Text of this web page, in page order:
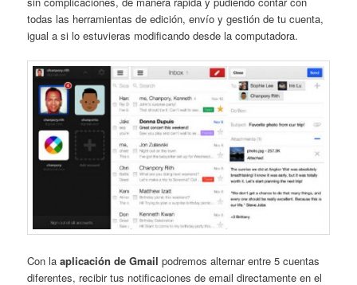
todas las herramientas de edición, envío y gestión de tu cuenta,
igual a si lo estuvieras modificando desde la computadora.
Con laaplicación de Gmail podremos alternar entre 5 cuentas
diferentes, recibir tus notificaciones de email directamente en el